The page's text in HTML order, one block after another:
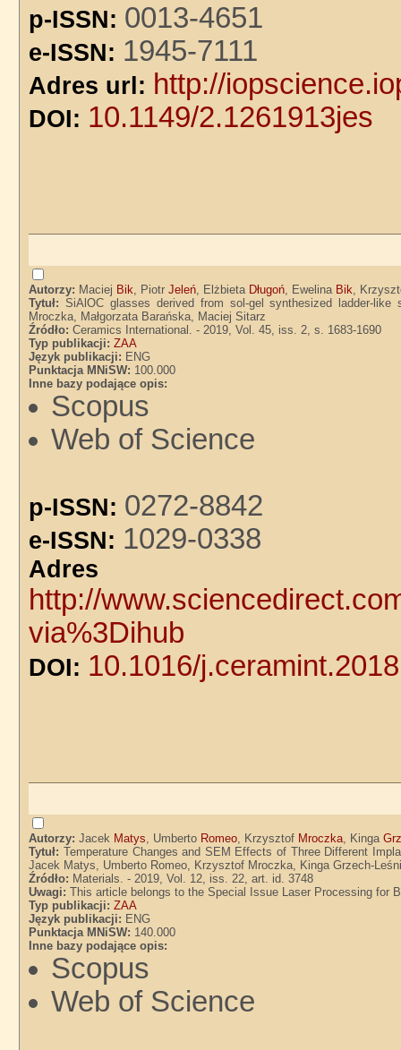
p-ISSN: 0013-4651
e-ISSN: 1945-7111
Adres url: http://
DOI: 10.1149/2.1261913jes
Autorzy: Maciej Bik , PiotrJeleń , Elżbieta Długoń , Ewelina Bik ,
Tytuł:SiAlOC glasses derived from sol-gel synthesized ladder-
Mroczka, Małgorzata Barańska, Maciej Sitarz
Źródło:Ceramics International. - 2019, Vol. 45, iss. 2, s. 1683-1690
Typ publikacji:ZAA
Język publikacji: ENG
Punktacja MNiSW: 100.000
Inne bazy podające opis:
Scopus
Web of Science
p-ISSN: 0272-8842
e-ISSN: 1029-0338
http://
via%3Dihub
DOI: 10.1016/
Autorzy:Jacek Matys , Umberto Romeo , Krzysztof Mroczka , Kinga
Tytuł: Temperature Changes and SEM Effects of Three Different
Jacek Matys, Umberto Romeo, Krzysztof Mroczka, Kinga Grzech-
Źródło: Materials. - 2019, Vol. 12, iss. 22, art. id. 3748
Uwagi:This article belongs to the Special Issue Laser Processing for
Typ publikacji:ZAA
Język publikacji: ENG
Punktacja MNiSW: 140.000
Inne bazy podające opis:
Scopus
Web of Science